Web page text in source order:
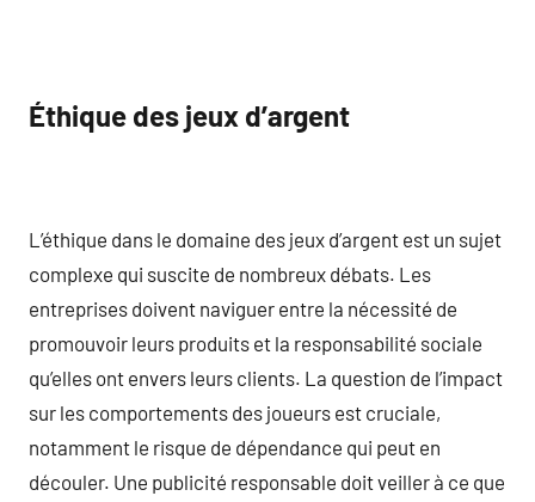
Éthique des jeux d’argent
L’éthique dans le domaine des jeux d’argent est un sujet
complexe qui suscite de nombreux débats. Les
entreprises doivent naviguer entre la nécessité de
promouvoir leurs produits et la responsabilité sociale
qu’elles ont envers leurs clients. La question de l’impact
sur les comportements des joueurs est cruciale,
notamment le risque de dépendance qui peut en
découler. Une publicité responsable doit veiller à ce que